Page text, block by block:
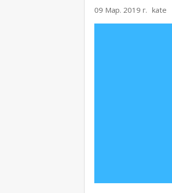
09 Мар. 2019 г. kate